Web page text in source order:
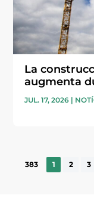
La
augmenta
JUL. 17, 2026 |
383
1 2 3